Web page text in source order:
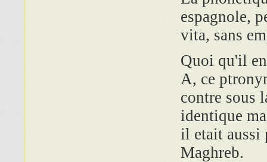
espagnole,
vita, sans
Quoi qu'il
A, ce
contre sous
identique
il etait aussi
Maghreb.